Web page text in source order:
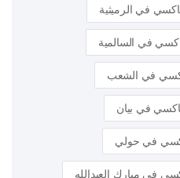
في الرميثية
في السالمية
في الشعب
في بيان
في حولي
في مبارك العبدالله